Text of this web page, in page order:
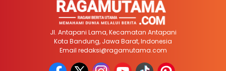
Jl. Antapani Lama, Kecamatan Antapani
Kota Bandung, Jawa Barat, Indonesia
Email redaksi@ragamutama.com